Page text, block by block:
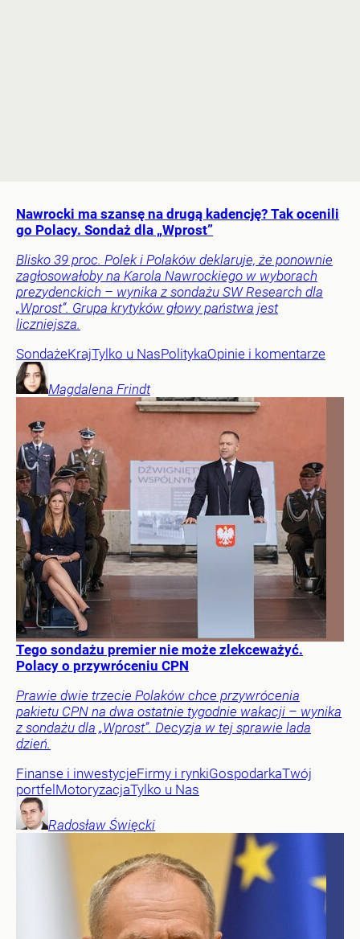
Nawrocki ma szansę na drugą kadencję? Tak ocenili
go Polacy. Sondaż dla „Wprost”
Blisko 39 proc. Polek i Polaków deklaruje, że ponownie
zagłosowałoby na Karola Nawrockiego w wyborach
prezydenckich – wynika z sondażu SW Research dla
„Wprost”. Grupa krytyków głowy państwa jest
liczniejsza.
SondażeKrajTylko u NasPolitykaOpinie i komentarze
Magdalena Frindt
Tego sondażu premier nie może zlekceważyć.
Polacy o przywróceniu CPN
Prawie dwie trzecie Polaków chce przywrócenia
pakietu CPN na dwa ostatnie tygodnie wakacji – wynika
z sondażu dla „Wprost”. Decyzja w tej sprawie lada
dzień.
Finanse i inwestycjeFirmy i rynkiGospodarkaTwój
portfelMotoryzacjaTylko u Nas
Radosław Święcki